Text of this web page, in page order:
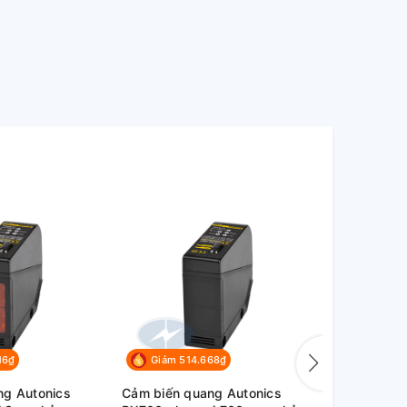
Autonics
Giảm 514.668₫
Cảm biến quang Autonics